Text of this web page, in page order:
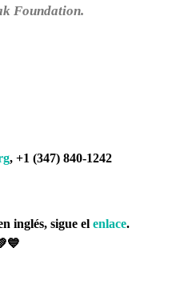
Foundation.
, +1 (347) 840-1242
inglés, sigue el enlace.